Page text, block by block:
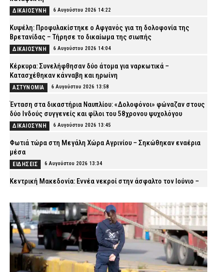
ΔΙΚΑΙΟΣΥΝΗ 6 Αυγούστου 2026 14:22
Κυψέλη: Προφυλακίστηκε ο Αφγανός για τη δολοφονία της
Βρετανίδας – Τήρησε το δικαίωμα της σιωπής
ΔΙΚΑΙΟΣΥΝΗ 6 Αυγούστου 2026 14:04
Κέρκυρα: Συνελήφθησαν δύο άτομα για ναρκωτικά –
Κατασχέθηκαν κάνναβη και ηρωίνη
ΑΣΤΥΝΟΜΙΑ 6 Αυγούστου 2026 13:58
Ένταση στα δικαστήρια Ναυπλίου: «Δολοφόνοι» φώναζαν στους
δύο Ινδούς συγγενείς και φίλοι του 58χρονου ψυχολόγου
ΔΙΚΑΙΟΣΥΝΗ 6 Αυγούστου 2026 13:45
Φωτιά τώρα στη Μεγάλη Χώρα Αγρινίου – Σηκώθηκαν εναέρια
μέσα
ΕΙΔΗΣΕΙΣ 6 Αυγούστου 2026 13:34
Κεντρική Μακεδονία: Εννέα νεκροί στην άσφαλτο τον Ιούνιο –
ΑΣΤΥΝΟΜΙΑ 6 Αυγούστου 2026 13:24
Πόρτο Γερμενό: Εικόνες ολικής καταστροφής μετά τη μεγάλη
φωτιά – Καμένα σπίτια, στάχτες και αποκαΐδια
ΕΙΔΗΣΕΙΣ 6 Αυγούστου 2026 13:09
Λάρισα: Συνελήφθησαν δύο άτομα που έκλεψαν
μετασχηματιστή του ΔΕΔΔΗΕ